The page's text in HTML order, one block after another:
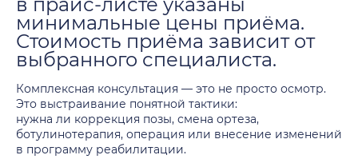
минимальные цены приёма.
Стоимость приёма зависит от
выбранного специалиста.
Комплексная консультация — это не просто осмотр.
Это выстраивание понятной тактики:
нужна ли коррекция позы, смена ортеза,
ботулинотерапия, операция или внесение изменений
в программу реабилитации.